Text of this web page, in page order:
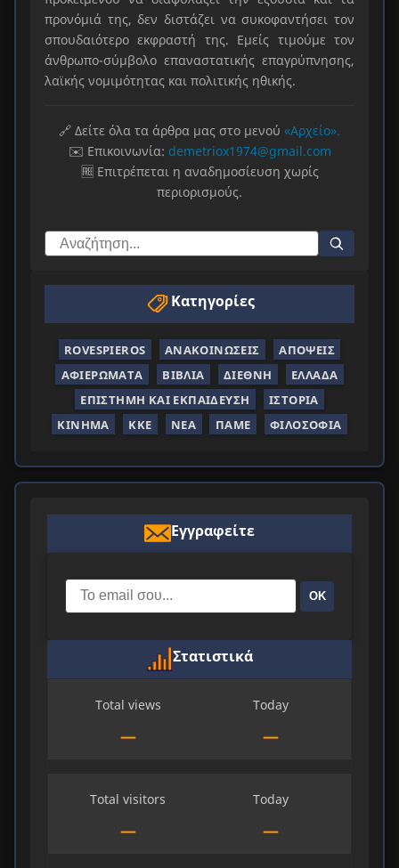
προνόμιά της, δεν διστάζει να συκοφαντήσει τον
σπουδαιότερο εκφραστή της. Εμείς τιμούμε τον
άνθρωπο-σύμβολο επαναστατικής επαγρύπνησης,
λαϊκής νομιμότητας και πολιτικής ηθικής.
🔗 Δείτε όλα τα άρθρα μας στο μενού «Αρχείο».
✉️ Επικοινωνία: demetriox1974@gmail.com
🆓 Επιτρέπεται η αναδημοσίευση χωρίς
περιορισμούς.
Κατηγορίες
ROVESPIEROS ΑΝΑΚΟΙΝΏΣΕΙΣ
ΑΠΌΨΕΙΣ
ΑΦΙΕΡΏΜΑΤΑ
ΒΙΒΛΊΑ ΔΙΕΘΝΉ
ΕΛΛΆΔΑ
ΕΠΙΣΤΉΜΗ ΚΑΙ ΕΚΠΑΊΔΕΥΣΗ
ΙΣΤΟΡΊΑ
ΚΊΝΗΜΑ
ΚΚΕ ΝΈΑ ΠΑΜΕ ΦΙΛΟΣΟΦΊΑ
Εγγραφείτε
ΟΚ
Στατιστικά
Total views
—
Today
—
Total visitors
—
Today
—